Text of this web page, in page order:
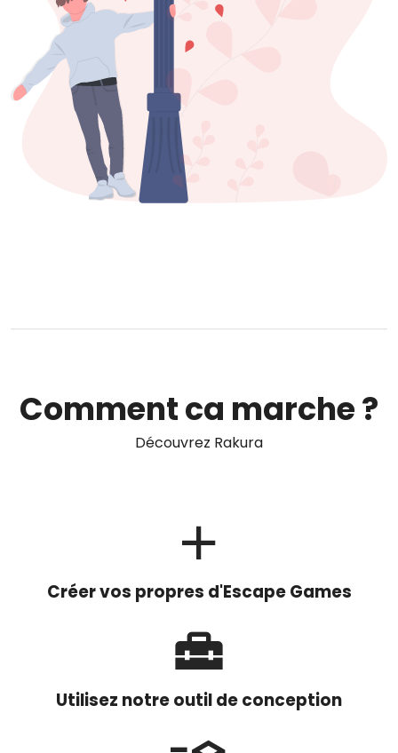
Comment ca marche ?
Découvrez Rakura
Créer vos propres d'Escape Games
Utilisez notre outil de conception